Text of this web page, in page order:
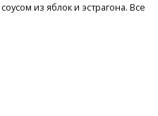
из яблок и эстрагона. Все